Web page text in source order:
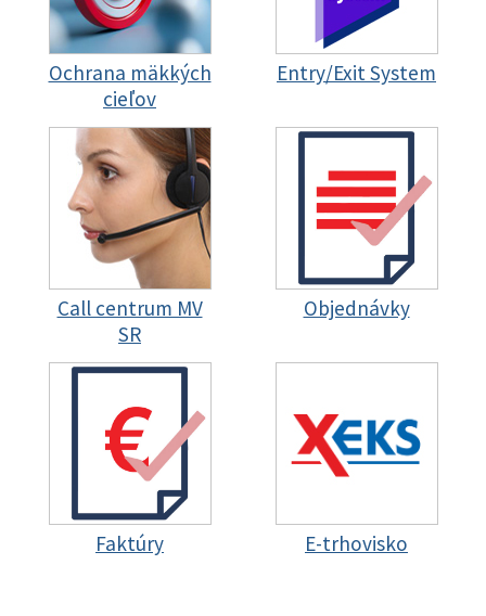
Ochrana mäkkých
cieľov
Entry/Exit System
Call centrum MV
SR
Objednávky
Faktúry E-trhovisko